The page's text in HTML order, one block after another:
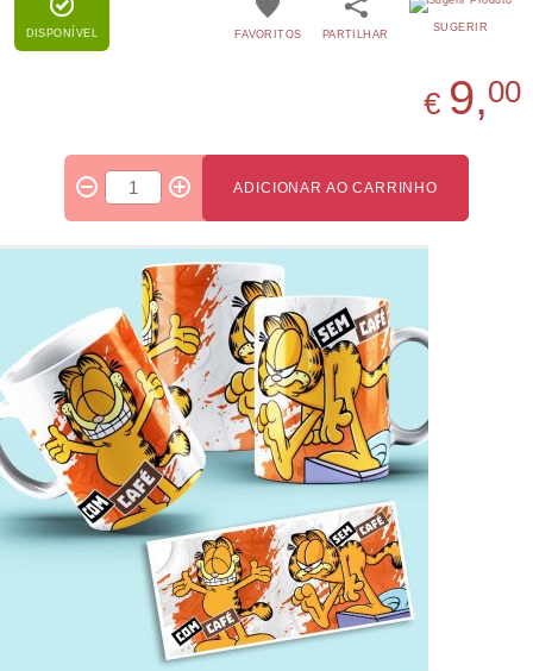
DISPONÍVEL SUGERIR
PARTILHAR
FAVORITOS
€ 9,00
ADICIONAR AO CARRINHO